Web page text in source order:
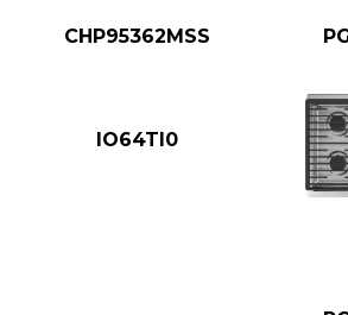
CHP95362MSS
IO64TI0